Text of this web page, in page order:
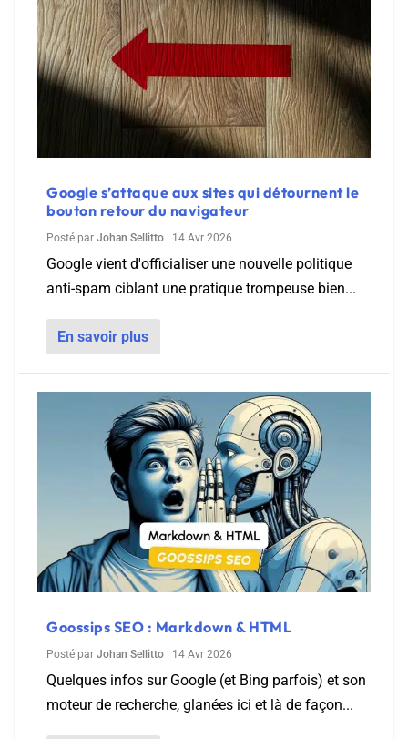
Google s’attaque aux sites qui détournent le
bouton retour du navigateur
Posté par Johan Sellitto 14 Avr 2026
Google vient d'officialiser une nouvelle politique
anti-spam ciblant une pratique trompeuse bien...
En savoir plus
Goossips SEO : Markdown & HTML
Posté par Johan Sellitto 14 Avr 2026
Quelques infos sur Google (et Bing parfois) et son
moteur de recherche, glanées ici et là de façon...